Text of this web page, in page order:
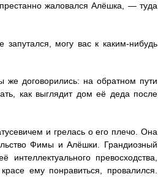
жаловался Алёшка, — туда
могу вас к каким-нибудь
договорились: на обратном пути
как выглядит дом её деда после
и грелась о его плечо. Она
Фимы и Алёшки. Грандиозный
превосходства,
ему понравиться, провалился.